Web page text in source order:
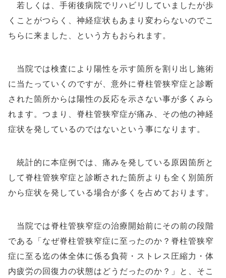
若しくは、手術後病院でリハビリしていましたが歩
くことがつらく、神経症状もあまり変わらないのでこ
ちらに来ました、という方もおられます。
当院では検査により陽性を示す箇所を割り出し施術
に当たっていくのですが、意外に脊柱管狭窄症と診断
された箇所からは陽性の反応を示さない事が多くみら
れます。つまり、脊柱管狭窄症が痛み、その他の神経
症状を発しているのではないという事になります。
統計的に本症例では、痛みを発している原因箇所と
して脊柱管狭窄症と診断された箇所よりも全く別箇所
から症状を発している場合が多くを占めております。
当院では脊柱管狭窄症の治療開始前にその前の段階
である「なぜ脊柱管狭窄症に至ったのか？脊柱管狭窄
症に至る迄の体全体に係る負荷・ストレス圧縮力・体
内疲労の回復力の状態はどうだったのか？」と、そこ